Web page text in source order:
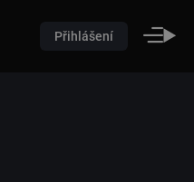
Přihlášení